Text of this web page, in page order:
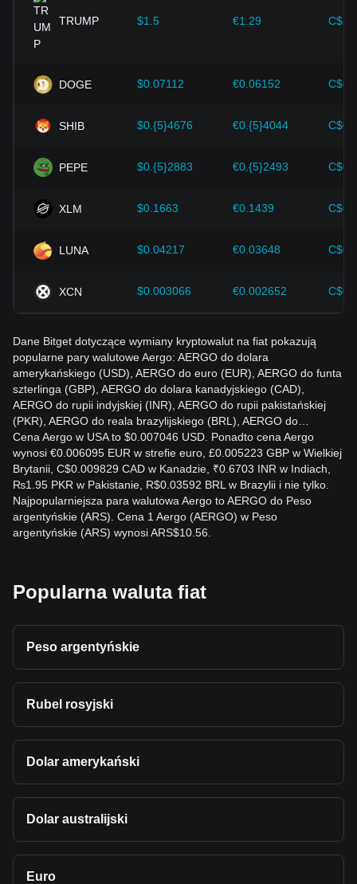
wsparcie dla wzrostu wartości kryptowalut, takich jak Bitcoin.
Inwestorzy muszą zrozumieć tę dynamikę, aby uniknąć
podejmowania błędnych decyzji. Po uwzględnieniu tych
przyszłe zmiany cen Aergo i odpowiednio dostosowywać
swoje strategie inwestycyjne do ewoluującego rynku.
TRUMP $1.5 €1.29
DOGE $0.07112 €0.06152
SHIB $0.{5}4676 €0.{5}4044
PEPE $0.{5}2883 €0.{5}2493
XLM $0.1663 €0.1439
LUNA $0.04217 €0.03648
XCN $0.003066 €0.002652
Dane Bitget dotyczące wymiany kryptowalut na fiat pokazują
popularne pary walutowe Aergo: AERGO do dolara
amerykańskiego (USD), AERGO do euro (EUR), AERGO do funta
szterlinga (GBP), AERGO do dolara kanadyjskiego (CAD),
AERGO do rupii indyjskiej (INR), AERGO do rupii pakistańskiej
(PKR), AERGO do reala brazylijskiego (BRL), AERGO do…
Cena Aergo w USA to $0.007046 USD. Ponadto cena Aergo
wynosi €0.006095 EUR w strefie euro, £0.005223 GBP w Wielkiej
Brytanii, C$0.009829 CAD w Kanadzie, ₹0.6703 INR w Indiach,
₨1.95 PKR w Pakistanie, R$0.03592 BRL w Brazylii i nie tylko.
Najpopularniejsza para walutowa Aergo to AERGO do Peso
argentyńskie (ARS). Cena 1 Aergo (AERGO) w Peso
argentyńskie (ARS) wynosi ARS$10.56.
Popularna waluta fiat
Peso argentyńskie
Rubel rosyjski
Dolar amerykański
Dolar australijski
Euro